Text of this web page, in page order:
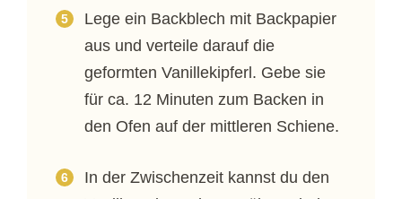
Lege ein Backblech mit Backpapier
aus und verteile darauf die
geformten Vanillekipferl. Gebe sie
für ca. 12 Minuten zum Backen in
den Ofen auf der mittleren Schiene.
In der Zwischenzeit kannst du den